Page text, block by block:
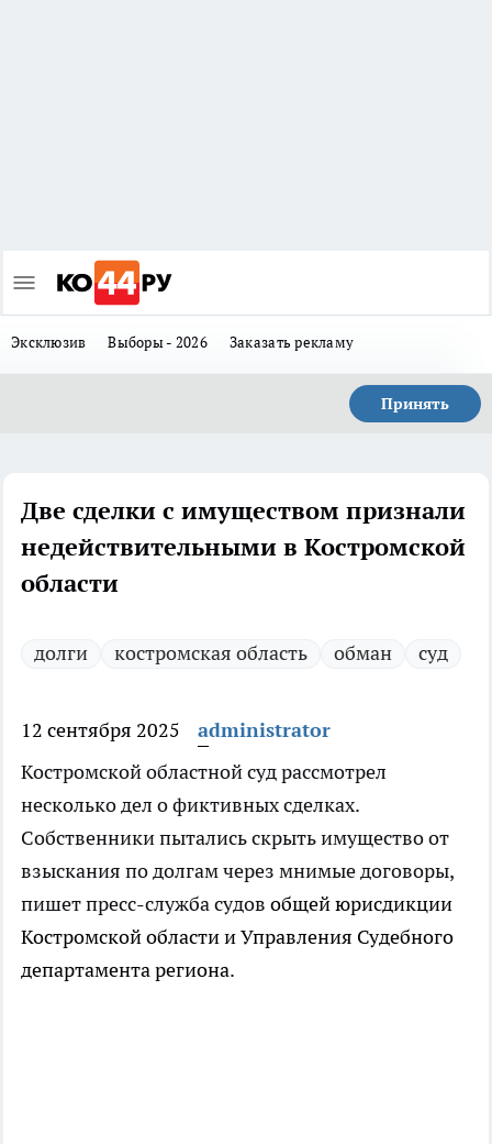
Эксклюзив Выборы - 2026 Заказать рекламу
Принять
Две сделки с имуществом признали
недействительными в Костромской
области
долги костромская область обман суд
12 сентября 2025
administrator
Костромской областной суд рассмотрел
несколько дел о фиктивных сделках.
Собственники пытались скрыть имущество от
взыскания по долгам через мнимые договоры,
пишетпресс-служба судов общей юрисдикции
Костромской области и Управления Судебного
департамента региона.